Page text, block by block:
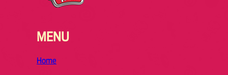
MENU
Home